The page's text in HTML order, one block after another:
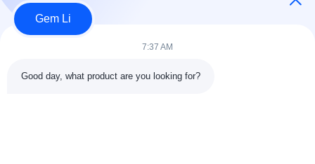
ソリューションと機器を提供することに特化しています。当社
は、工具、機械、特殊商品の迅速な供給を保証し、中国における
調...
ホーム
製品
Gem Li
7:37 AM
Good day, what product are you looking for?